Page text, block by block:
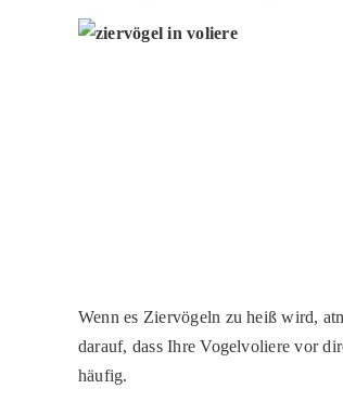
Wenn es Ziervögeln zu heiß wird,
darauf, dass Ihre Vogelvoliere vor
häufig.